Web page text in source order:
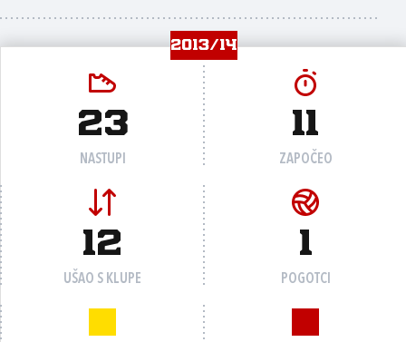
2013/14
23
NASTUPI
11
ZAPOČEO
12
UŠAO S KLUPE
1
POGOTCI